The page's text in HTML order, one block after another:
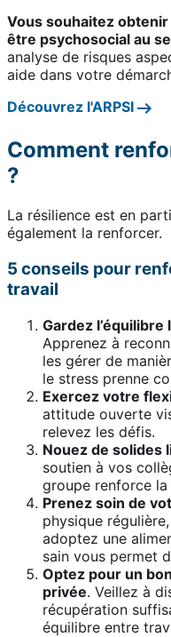
Vous souhaitez
être psychosocial au
analyse de risques
aide dans votre
Découvrez l'ARPSI
Comment
?
La résilience est en
également la renforcer.
5 conseils pour
travail
Gardez
Apprenez à
les gérer de
le stress prenne
Exercez votre
attitude ouverte
relevez les défis.
Nouez de solides
soutien à vos
groupe renforce la
Prenez soin de
physique
adoptez une
sain vous permet
Optez pour un
privée. Veillez à
récupération
équilibre entre